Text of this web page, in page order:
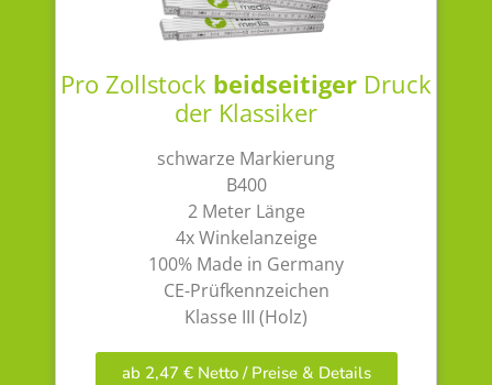
Pro Zollstock beidseitiger Druck
der Klassiker
schwarze Markierung
B400
2 Meter Länge
4x Winkelanzeige
100% Made in Germany
CE-Prüfkennzeichen
Klasse III (Holz)
ab 2,47 € Netto / Preise & Details